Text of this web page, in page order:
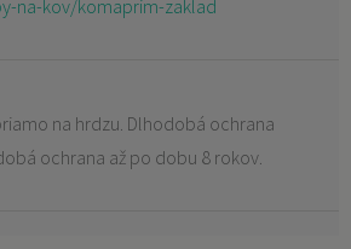
na-kov/komaprim-zaklad
na hrdzu. Dlhodobá ochrana
ochrana až po dobu 8 rokov.